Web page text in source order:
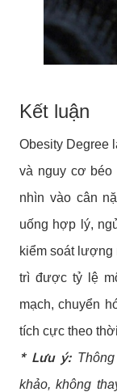
Kết luận
Obesity Degree
và nguy cơ
nhìn vào cân
uống hợp lý,
kiểm soát lượng
trì được tỷ lệ
mạch, chuyển
tích cực theo
* Lưu ý:Thông
khảo, không